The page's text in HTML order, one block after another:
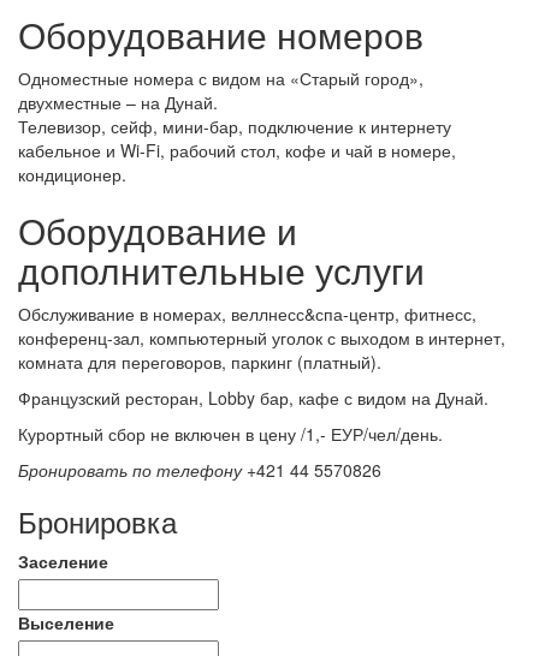
Оборудование номеров
Одноместные номера с видом на «Старый город»,
двухместные – на Дунай.
Телевизор, сейф, мини-бар, подключение к интернету
кабельное и Wi-Fi, рабочий стол, кофе и чай в номере,
кондиционер.
Оборудование и
дополнительные услуги
Обслуживание в номерах, веллнесс&спа-центр, фитнесс,
конференц-зал, компьютерный уголок с выходом в интернет,
комната для переговоров, паркинг (платный).
Французский ресторан, Lobby бар, кафе с видом на Дунай.
Курортный сбор не включен в цену /1,- ЕУР/чел/день.
Бронировать по телефону +421 44 5570826
Бронировка
Заселение
Выселение